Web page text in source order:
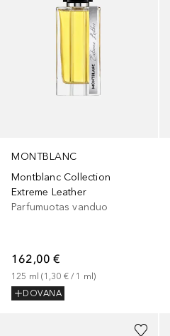
MONTBLANC
Montblanc Collection
Extreme Leather
Parfumuotas vanduo
162,00 €
125 ml (1,30 € / 1 ml)
DOVANA